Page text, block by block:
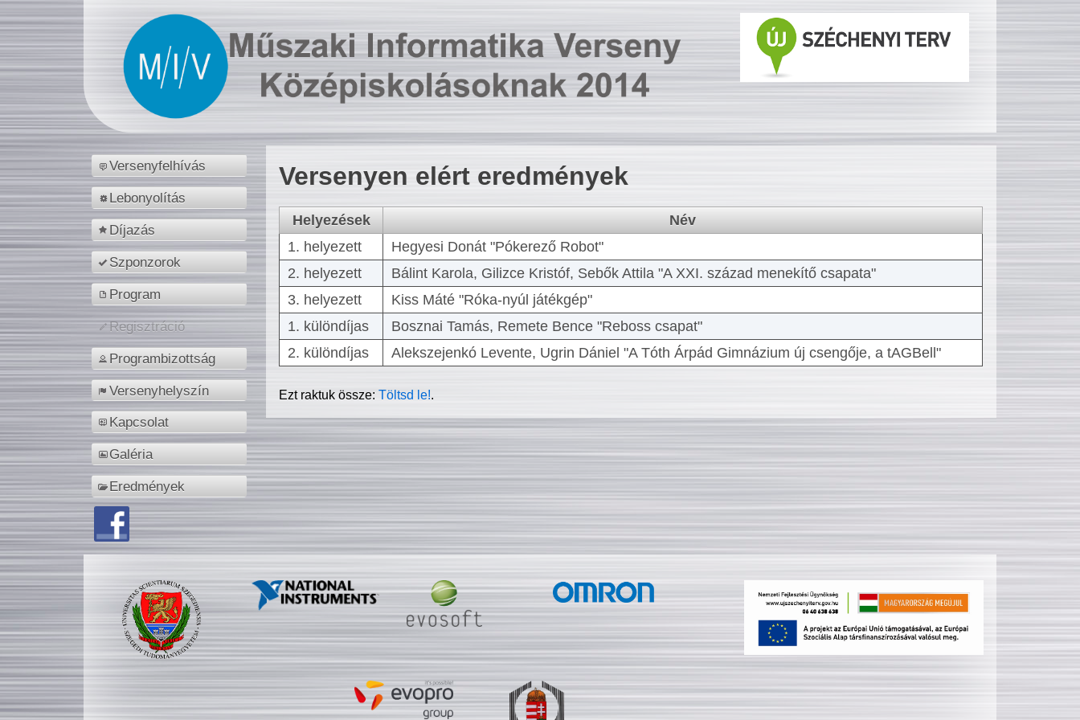
Versenyfelhívás
Lebonyolítás
Díjazás
Szponzorok
Program
Regisztráció
Programbizottság
Versenyhelyszín
Kapcsolat
Galéria
Eredmények
Versenyen elért eredmények
Helyezések
Név
1. helyezett
Hegyesi Donát "Pókerező Robot"
2. helyezett
Bálint Karola, Gilizce Kristóf, Sebők Attila "A XXI. század menekítő csapata"
3. helyezett
Kiss Máté "Róka-nyúl játékgép"
1. különdíjas
Bosznai Tamás, Remete Bence "Reboss csapat"
2. különdíjas
Alekszejenkó Levente, Ugrin Dániel "A Tóth Árpád Gimnázium új csengője, a tAGBell"
Ezt raktuk össze:Töltsd le!.